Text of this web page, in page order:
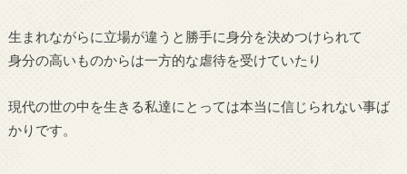
生まれながらに立場が違うと勝手に身分を決めつけられて
身分の高いものからは一方的な虐待を受けていたり
現代の世の中を生きる私達にとっては本当に信じられない事ば
かりです。